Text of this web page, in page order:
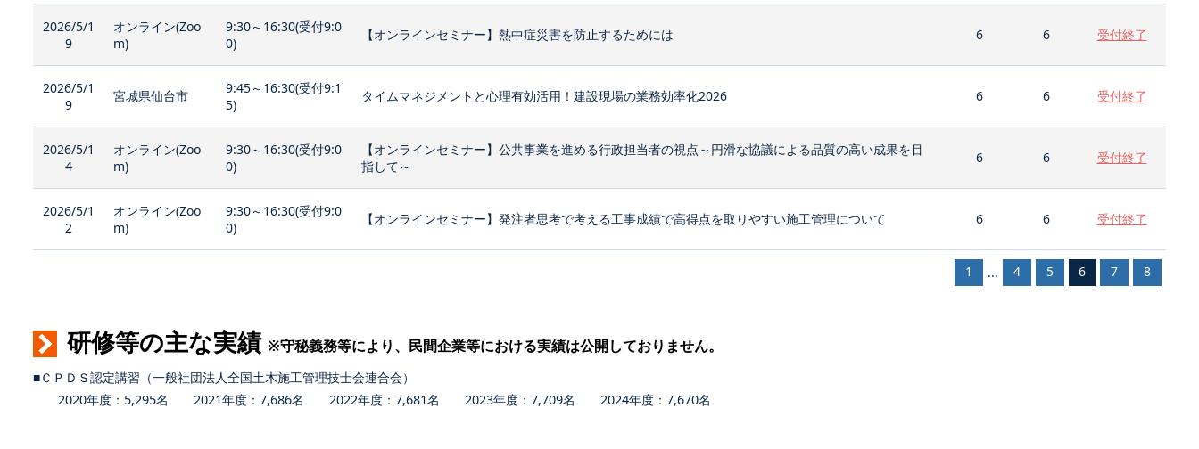
2026/5/1
9
オンライン(Zoo
m)
9:30～16:30(受付9:0
0)
【オンラインセミナー】熱中症災害を防止するためには 6 6 受付終了
2026/5/1
9
宮城県仙台市
9:45～16:30(受付9:1
5)
タイムマネジメントと心理有効活用！建設現場の業務効率化2026 6 6 受付終了
2026/5/1
4
オンライン(Zoo
m)
9:30～16:30(受付9:0
0)
【オンラインセミナー】公共事業を進める行政担当者の視点～円滑な協議による品質の高い成果を目
指して～
6 6 受付終了
2026/5/1
2
オンライン(Zoo
m)
9:30～16:30(受付9:0
0)
【オンラインセミナー】発注者思考で考える工事成績で高得点を取りやすい施工管理について 6 6 受付終了
1 ... 4 5 6 7 8
研修等の主な実績 ※守秘義務等により、民間企業等における実績は公開しておりません。
■ＣＰＤＳ認定講習（一般社団法人全国土木施工管理技士会連合会）
2020年度：5,295名 2021年度：7,686名 2022年度：7,681名 2023年度：7,709名 2024年度：7,670名